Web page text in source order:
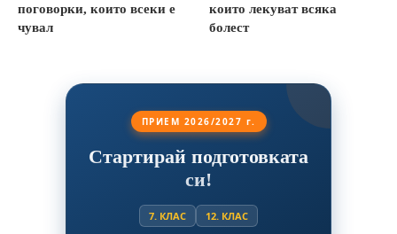
поговорки, които всеки е
чувал
които лекуват всяка
болест
ПРИЕМ 2026/2027 г.
Стартирай подготовката
си!
7. КЛАС 12. КЛАС